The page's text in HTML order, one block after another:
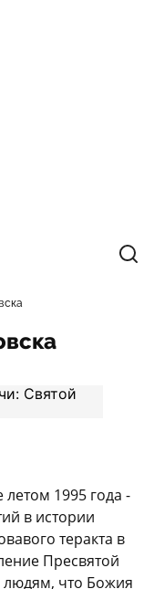
летом 1995 года -
в истории
теракта в
Пресвятой
людям, что Божия